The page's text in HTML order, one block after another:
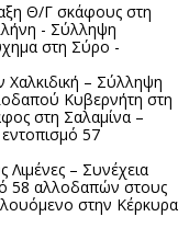
Θ/Γ σκάφους στη
- Σύλληψη
στη Σύρο -
Χαλκιδική – Σύλληψη
Κυβερνήτη στη
στη Σαλαμίνα –
57
– Συνέχεια
58 αλλοδαπών στους
στην Κέρκυρα